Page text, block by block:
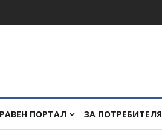
ПОРТАЛ ЗА ПОТРЕБИТЕЛЯ